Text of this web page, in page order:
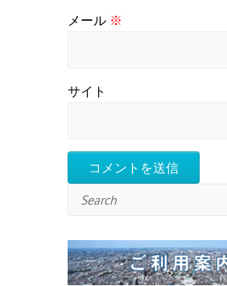
メール ※
サイト
Search